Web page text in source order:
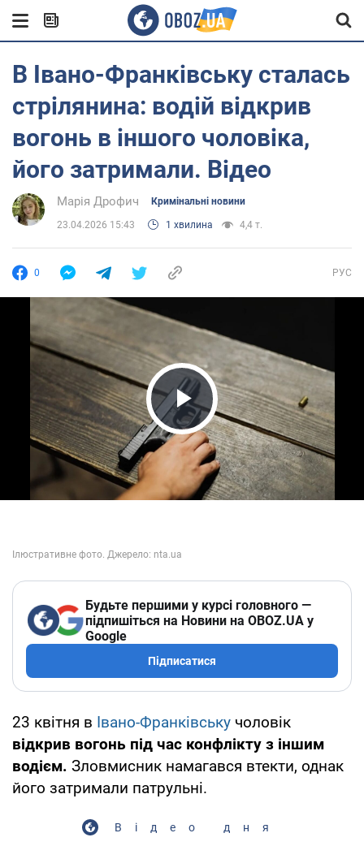
В Івано-Франківську сталась
стрілянина: водій відкрив
вогонь в іншого чоловіка,
його затримали. Відео
Марія Дрофич Кримінальні новини
23.04.2026 15:43 1 хвилина 4,4 т.
0 РУС
Play Video
Будьте першими у курсі головного —
підпишіться на Новини на OBOZ.UA у
Google
Підписатися
23 квітня в Івано-Франківську чоловік
відкрив вогонь під час конфлікту з іншим
водієм. Зловмисник намагався втекти, однак
його затримали патрульні.
Відео дня